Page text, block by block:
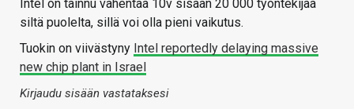
Intel on tainnu vähentää 10v sisään 20 000 työntekijää
siltä puolelta, sillä voi olla pieni vaikutus.
Tuokin on viivästyny Intel reportedly delaying massive
new chip plant in Israel
Kirjaudu sisään vastataksesi